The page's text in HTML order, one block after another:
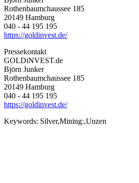
Rothenbaumchaussee 185
20149 Hamburg
040 - 44 195 195
https://goldinvest.de/
Pressekontakt
GOLDiNVEST.de
Björn Junker
Rothenbaumchaussee 185
20149 Hamburg
040 - 44 195 195
https://goldinvest.de/
Keywords: Silver,Mining:,Unzen